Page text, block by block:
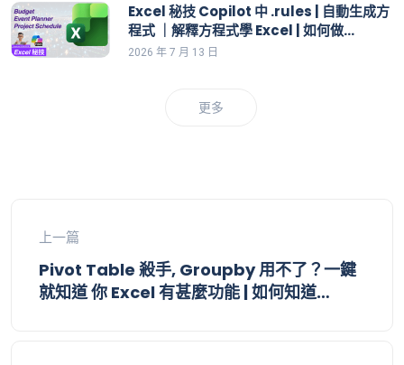
Excel 秘技 Copilot 中 .rules | 自動生成方
程式 ｜解釋方程式學 Excel | 如何做
Budget, Event Planner, Product
2026 年 7 月 13 日
更多
上一篇
Pivot Table 殺手, Groupby 用不了？一鍵
就知道 你 Excel 有甚麼功能 | 如何知道